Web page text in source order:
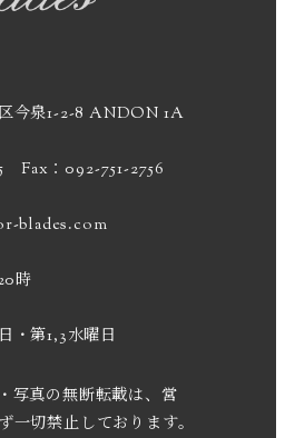
今泉1-2-8 ANDON 1A
Fax：092-751-2756
blades.com
時
・第1,3水曜日
写真の無断転載は、営
一切禁止しております。